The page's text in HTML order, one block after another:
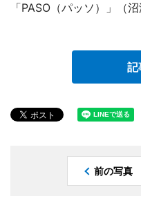
「PASO（パッソ）」（
記
前の写真